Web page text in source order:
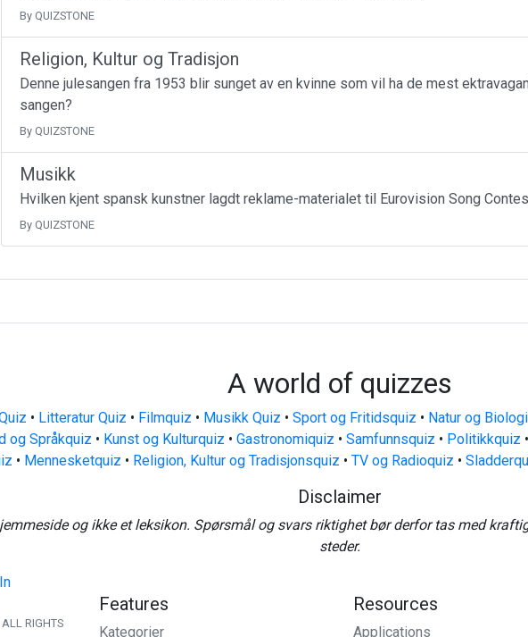
By QUIZSTONE
Religion, Kultur og Tradisjon
Denne julesangen fra 1953 blir sunget av en kvinne som vil ha de mest
sangen?
By QUIZSTONE
Musikk
Hvilken kjent spansk kunstner lagdt reklame-materialet til Eurovision Song
By QUIZSTONE
A world of quizzes
• Litteratur Quiz • Filmquiz • Musikk Quiz • Sport og Fritidsquiz • Natur og
og Språkquiz • Kunst og Kulturquiz • Gastronomiquiz • Samfunnsquiz • Politikkquiz •
• Mennesketquiz • Religion, Kultur og Tradisjonsquiz • TV og Radioquiz •
Disclaimer
og ikke et leksikon. Spørsmål og svars riktighet bør derfor tas med
steder.
RIGHTS
Features
Kategorier
Resources
Applications